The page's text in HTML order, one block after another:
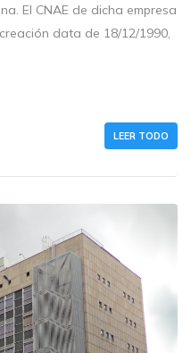
El CNAE de dicha empresa
data de 18/12/1990,
LEER TODO